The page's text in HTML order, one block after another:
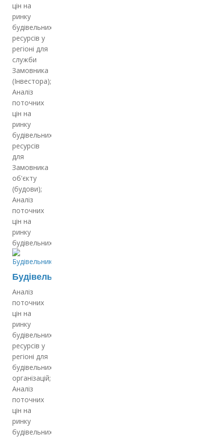
цін на
ринку
будівельних
ресурсів у
регіоні для
служби
Замовника
(Інвестора);
Аналіз
поточних
цін на
ринку
будівельних
ресурсів
для
Замовника
об'єкту
(будови);
Аналіз
поточних
цін на
ринку
будівельних…
Будівельникам
Аналіз
поточних
цін на
ринку
будівельних
ресурсів у
регіоні для
будівельних
організацій;
Аналіз
поточних
цін на
ринку
будівельних